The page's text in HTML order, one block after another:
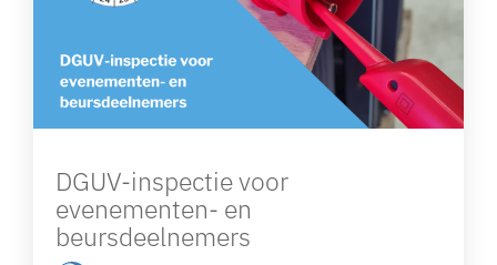
DGUV-inspectie voor
evenementen- en
beursdeelnemers